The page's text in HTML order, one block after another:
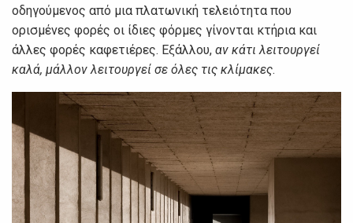
οδηγούμενος από μια πλατωνική τελειότητα που
ορισμένες φορές οι ίδιες φόρμες γίνονται κτήρια και
άλλες φορές καφετιέρες. Εξάλλου, αν κάτι λειτουργεί
καλά, μάλλον λειτουργεί σε όλες τις κλίμακες.